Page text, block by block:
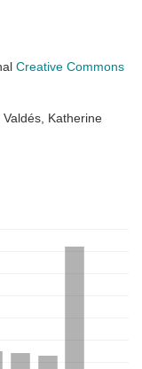
Creative Commons
Katherine